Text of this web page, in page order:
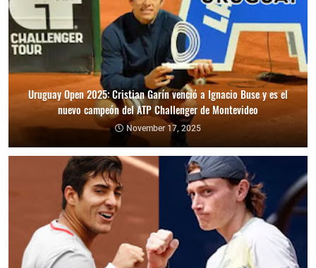
Uruguay Open 2025: Cristian Garín venció a Ignacio Buse y es el
nuevo campeón del ATP Challenger de Montevideo
November 17, 2025